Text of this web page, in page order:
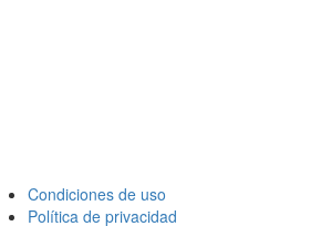
Condiciones de uso
Política de privacidad